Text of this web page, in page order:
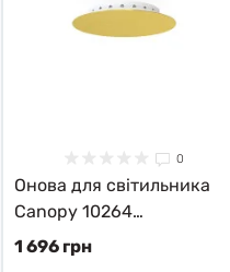
0
Онова для світильника
Canopy 10264
Nowodvorski
1 696 грн